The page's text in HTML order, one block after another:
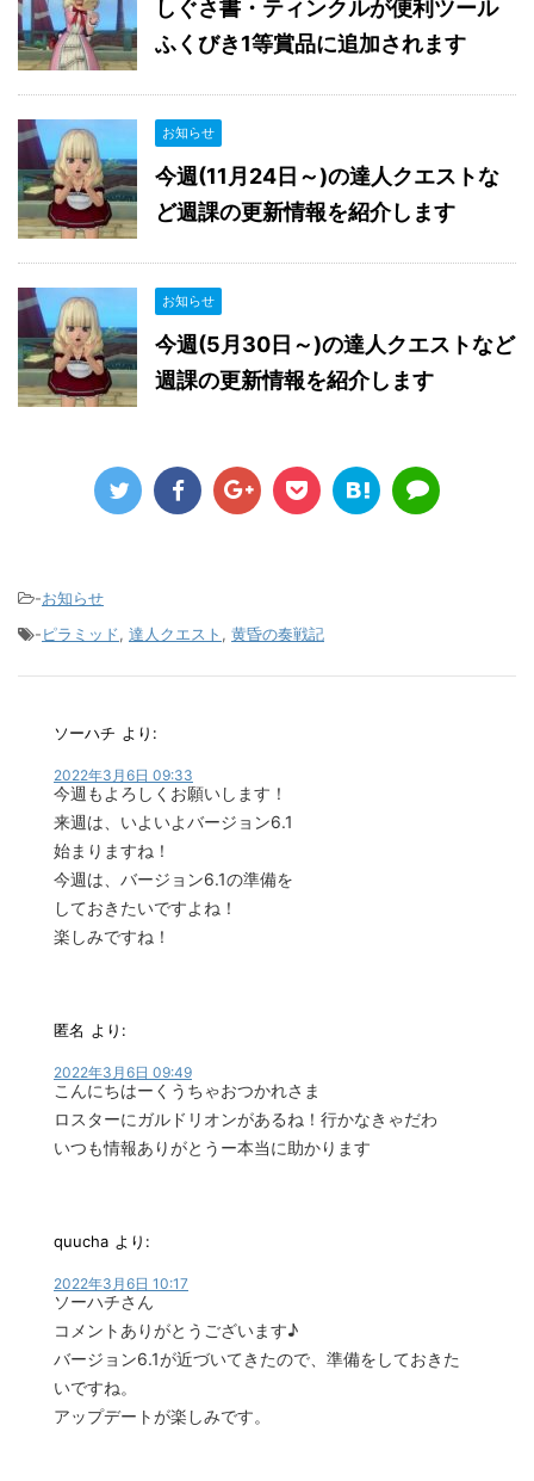
しぐさ書・ティンクルが便利ツール
ふくびき1等賞品に追加されます
お知らせ
今週(11月24日～)の達人クエストな
ど週課の更新情報を紹介します
お知らせ
今週(5月30日～)の達人クエストなど
週課の更新情報を紹介します
-お知らせ
-ピラミッド, 達人クエスト , 黄昏の奏戦記
ソーハチ より:
2022年3月6日 09:33
今週もよろしくお願いします！
来週は、いよいよバージョン6.1
始まりますね！
今週は、バージョン6.1の準備を
しておきたいですよね！
楽しみですね！
匿名 より:
2022年3月6日 09:49
こんにちはーくうちゃおつかれさま
ロスターにガルドリオンがあるね！行かなきゃだわ
いつも情報ありがとうー本当に助かります
quucha より:
2022年3月6日 10:17
ソーハチさん
コメントありがとうございます♪
バージョン6.1が近づいてきたので、準備をしておきた
いですね。
アップデートが楽しみです。